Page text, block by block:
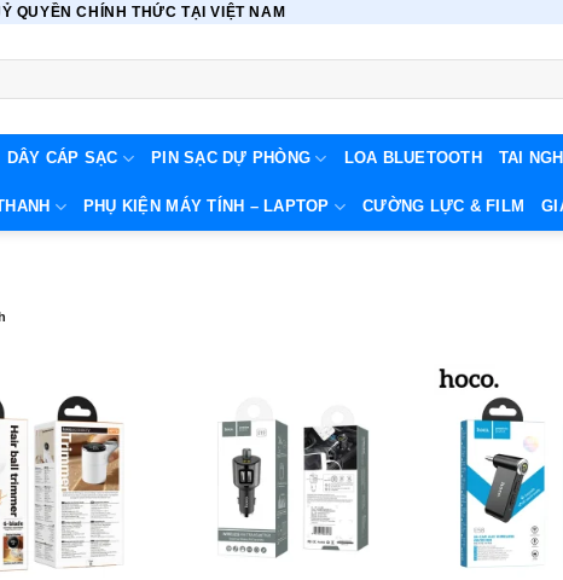
QUYỀN CHÍNH THỨC TẠI VIỆT NAM
DÂY CÁP SẠC PIN SẠC DỰ PHÒNG LOA BLUETOOTH TAI
PHỤ KIỆN MÁY TÍNH – LAPTOP CƯỜNG LỰC & FILM